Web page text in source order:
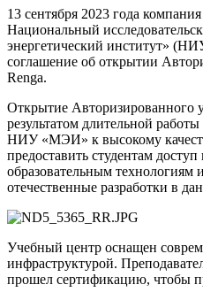
13 сентября 2023 года
Национальный
энергетический институт»
соглашение об открытии
Renga.
Открытие Авторизированного
результатом длительной
НИУ «МЭИ» к высокому
предоставить студентам
образовательным технологиям
отечественные разработки в
Учебный центр оснащен
инфраструктурой.
прошел сертификацию, чтобы